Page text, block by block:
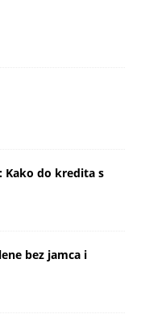
Kako do kredita s
bez jamca i